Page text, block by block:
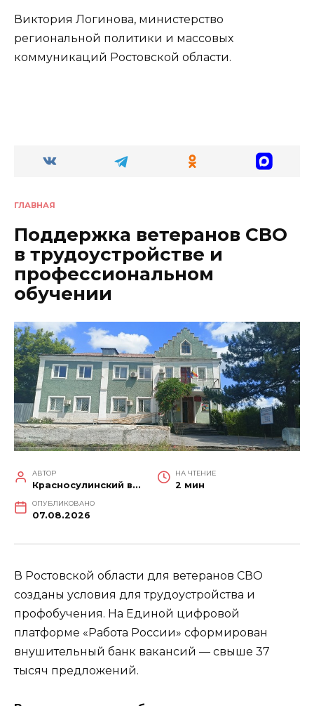
Виктория Логинова, министерство
региональной политики и массовых
коммуникаций Ростовской области.
ГЛАВНАЯ
Поддержка ветеранов СВО
в трудоустройстве и
профессиональном
обучении
АВТОР
Красносулинский вестник
НА ЧТЕНИЕ
2 мин
ОПУБЛИКОВАНО
07.08.2026
В Ростовской области для ветеранов СВО
созданы условия для трудоустройства и
профобучения. На Единой цифровой
платформе «Работа России» сформирован
внушительный банк вакансий — свыше 37
тысяч предложений.